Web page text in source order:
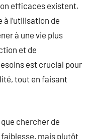
efficaces existent.
l’utilisation de
à une vie plus
et de
est crucial pour
tout en faisant
que chercher de
faiblesse, mais plutôt